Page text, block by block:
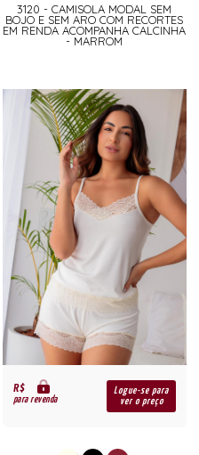
3120 - CAMISOLA MODAL SEM
BOJO E SEM ARO COM RECORTES
EM RENDA ACOMPANHA CALCINHA
- MARROM
R$
para revenda
Logue-se para
ver o preço